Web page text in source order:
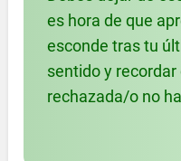
es hora de que
esconde tras tu
sentido y
rechazada/o no